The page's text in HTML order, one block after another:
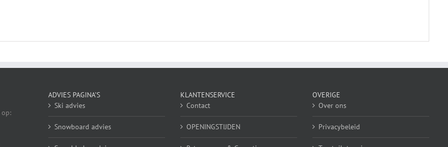
op:
ADVIES PAGINA’S
Ski advies
Snowboard advies
KLANTENSERVICE
Contact
OPENINGSTIJDEN
OVERIGE
Over ons
Privacybeleid